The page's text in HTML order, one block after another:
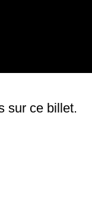
sur ce billet.